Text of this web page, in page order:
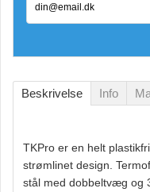
Beskrivelse Info
TKPro er en helt
strømlinet design.
stål med dobbeltvæg og